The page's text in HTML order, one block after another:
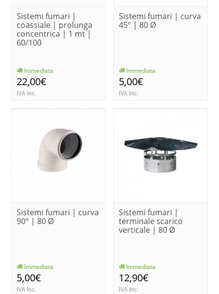
Sistemi fumari |
coassiale | prolunga
concentrica | 1 mt |
60/100
Immediata
22,00€
IVA Inc.
Sistemi fumari | curva
45° | 80 Ø
Immediata
5,00€
IVA Inc.
Sistemi fumari | curva
90° | 80 Ø
Immediata
5,00€
IVA Inc.
Sistemi fumari |
terminale scarico
verticale | 80 Ø
Immediata
12,90€
IVA Inc.